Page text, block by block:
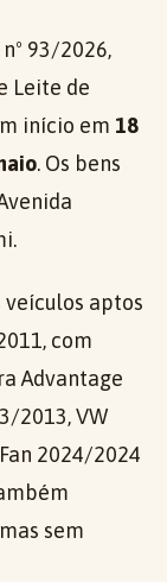
93/2026,
Leite de
início em 18
. Os bens
veículos aptos
com
Advantage
2013, VW
2024/2024
sem